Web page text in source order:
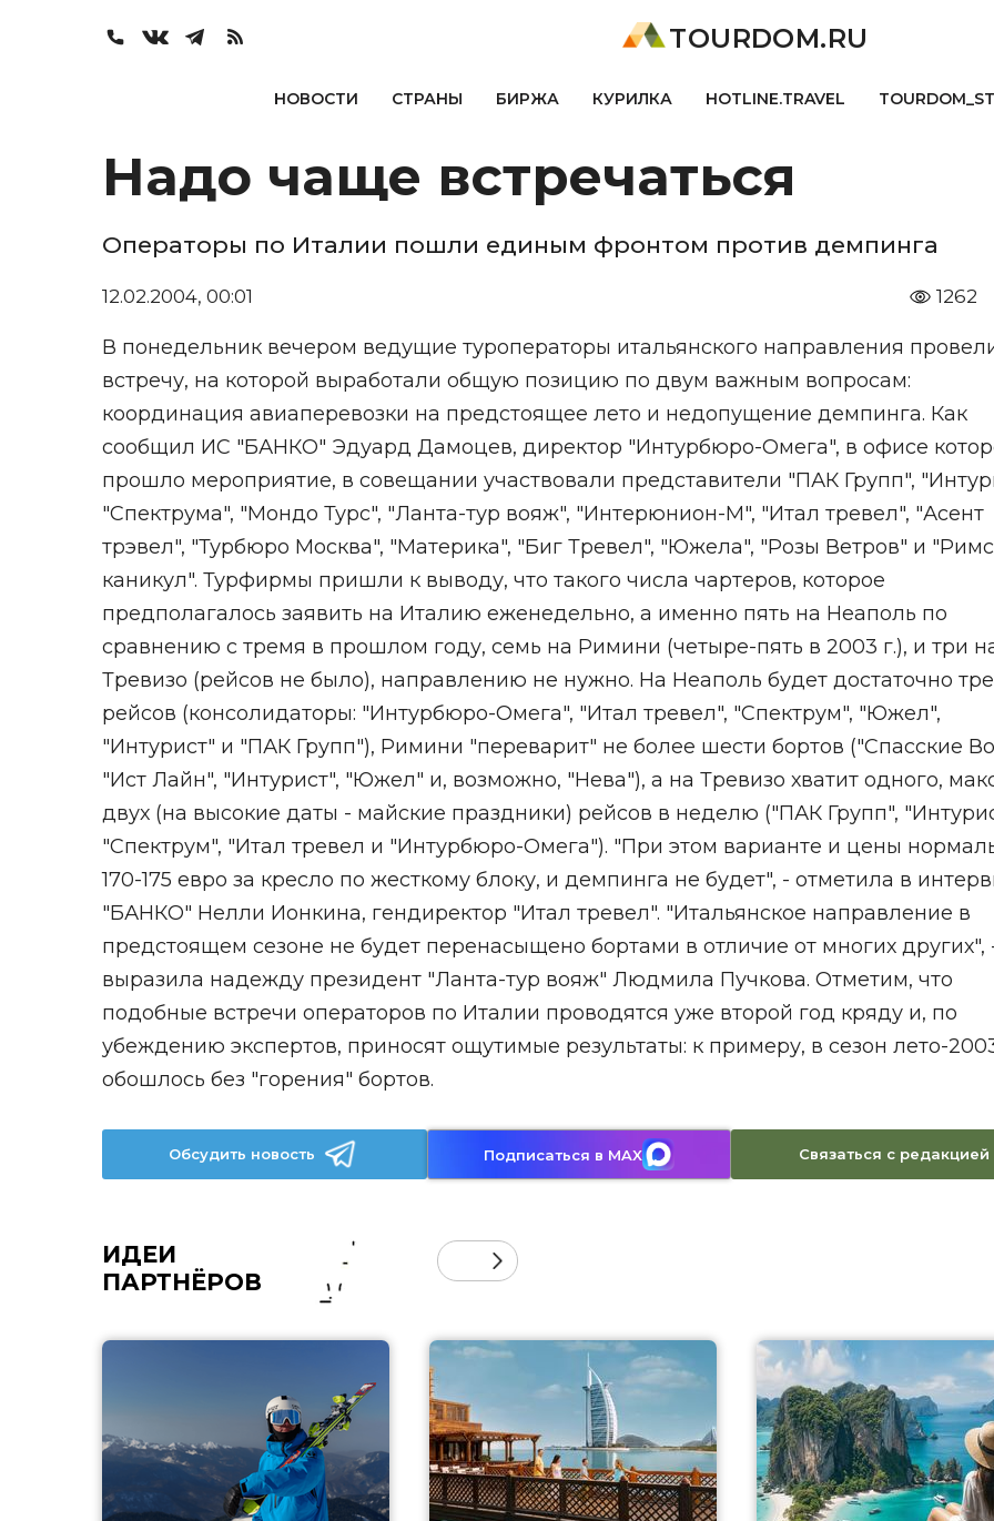
TOURDOM.RU
НОВОСТИ СТРАНЫ БИРЖА КУРИЛКА HOTLINE.TRAVEL
Надо чаще встречаться
Операторы по Италии пошли единым фронтом против демпинга
12.02.2004, 00:01 1262
В понедельник вечером ведущие туроператоры итальянского направления
встречу, на которой выработали общую позицию по двум важным вопросам:
координация авиаперевозки на предстоящее лето и недопущение демпинга. Как
сообщил ИС "БАНКО" Эдуард Дамоцев, директор "Интурбюро-Омега", в офисе
прошло мероприятие, в совещании участвовали представители "ПАК Групп",
"Спектрума", "Мондо Турс", "Ланта-тур вояж", "Интерюнион-М", "Итал тревел", "Асент
трэвел", "Турбюро Москва", "Материка", "Биг Тревел", "Южела", "Розы Ветров" и
каникул". Турфирмы пришли к выводу, что такого числа чартеров, которое
предполагалось заявить на Италию еженедельно, а именно пять на Неаполь по
сравнению с тремя в прошлом году, семь на Римини (четыре-пять в 2003 г.), и три
Тревизо (рейсов не было), направлению не нужно. На Неаполь будет достаточно
рейсов (консолидаторы: "Интурбюро-Омега", "Итал тревел", "Спектрум", "Южел",
"Интурист" и "ПАК Групп"), Римини "переварит" не более шести бортов ("Спасские
"Ист Лайн", "Интурист", "Южел" и, возможно, "Нева"), а на Тревизо хватит одного,
двух (на высокие даты - майские праздники) рейсов в неделю ("ПАК Групп",
"Спектрум", "Итал тревел и "Интурбюро-Омега"). "При этом варианте и цены
170-175 евро за кресло по жесткому блоку, и демпинга не будет", - отметила в
"БАНКО" Нелли Ионкина, гендиректор "Итал тревел". "Итальянское направление в
предстоящем сезоне не будет перенасыщено бортами в отличие от многих других",
выразила надежду президент "Ланта-тур вояж" Людмила Пучкова. Отметим, что
подобные встречи операторов по Италии проводятся уже второй год кряду и, по
убеждению экспертов, приносят ощутимые результаты: к примеру, в сезон лето-
обошлось без "горения" бортов.
Обсудить новость Подписаться в MAX Связаться с редакцией
ИДЕИ
ПАРТНЁРОВ